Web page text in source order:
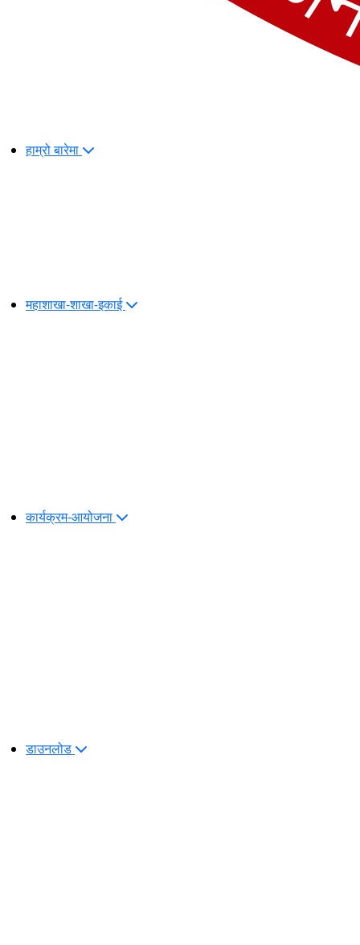
हाम्रो बारेमा
महाशाखा-शाखा-इकाई
कार्यक्रम-आयोजना
डाउनलोड